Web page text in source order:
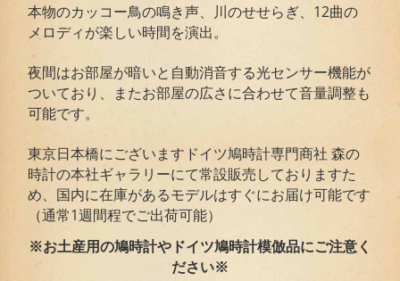
本物のカッコー鳥の鳴き声、川のせせらぎ、12曲の
メロディが楽しい時間を演出。
夜間はお部屋が暗いと自動消音する光センサー機能が
ついており、またお部屋の広さに合わせて音量調整も
可能です。
東京日本橋にございますドイツ鳩時計専門商社 森の
時計の本社ギャラリーにて常設販売しておりますた
め、国内に在庫があるモデルはすぐにお届け可能です
（通常1週間程でご出荷可能）
※お土産用の鳩時計やドイツ鳩時計模倣品にご注意く
ださい※